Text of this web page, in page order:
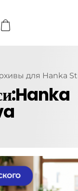
для Hanka